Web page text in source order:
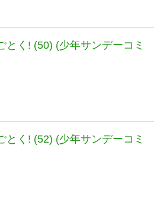
とく! (50) (少年サンデーコミ
とく! (52) (少年サンデーコミ